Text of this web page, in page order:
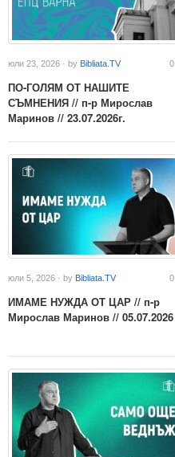
юли 23, 2026 · by Bibliata.TV 0
ПО-ГОЛЯМ ОТ НАШИТЕ
СЪМНЕНИЯ // п-р Мирослав
Маринов // 23.07.2026г.
юли 5, 2026 · by Bibliata.TV 0
ИМАМЕ НУЖДА ОТ ЦАР // п-р
Мирослав Маринов // 05.07.2026